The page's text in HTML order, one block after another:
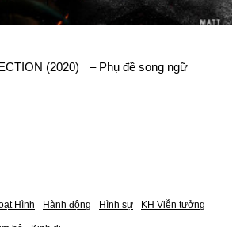
(2020) – Phụ đề song ngữ
Hình Hành động Hình sự KH Viễn tưởng